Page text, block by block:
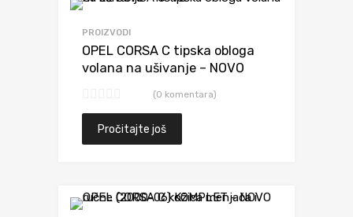
PROIZVODI
OPEL CORSA C tipska obloga
volana na ušivanje – NOVO
(0 komentara)
Pročitajte još